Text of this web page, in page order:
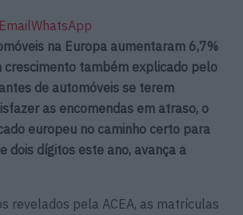
EmailWhatsApp
na Europa aumentaram 6,7%
crescimento também explicado pelo
de automóveis se terem
as encomendas em atraso, o
europeu no caminho certo para
dois dígitos este ano, avança a
revelados pela ACEA, as matrículas